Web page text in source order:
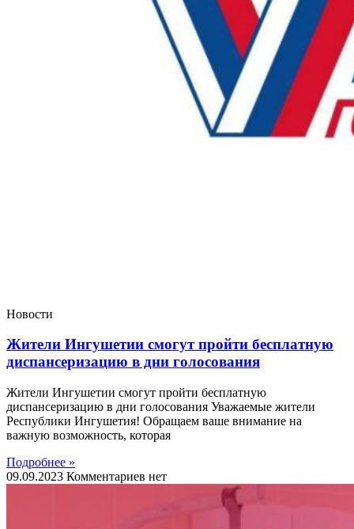
Новости
Жители Ингушетии смогут пройти бесплатную
диспансеризацию в дни голосования
Жители Ингушетии смогут пройти бесплатную
диспансеризацию в дни голосования Уважаемые жители
Республики Ингушетия! Обращаем ваше внимание на
важную возможность, которая
Подробнее »
09.09.2023 Комментариев нет